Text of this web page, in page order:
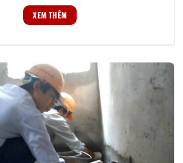
XEM THÊM